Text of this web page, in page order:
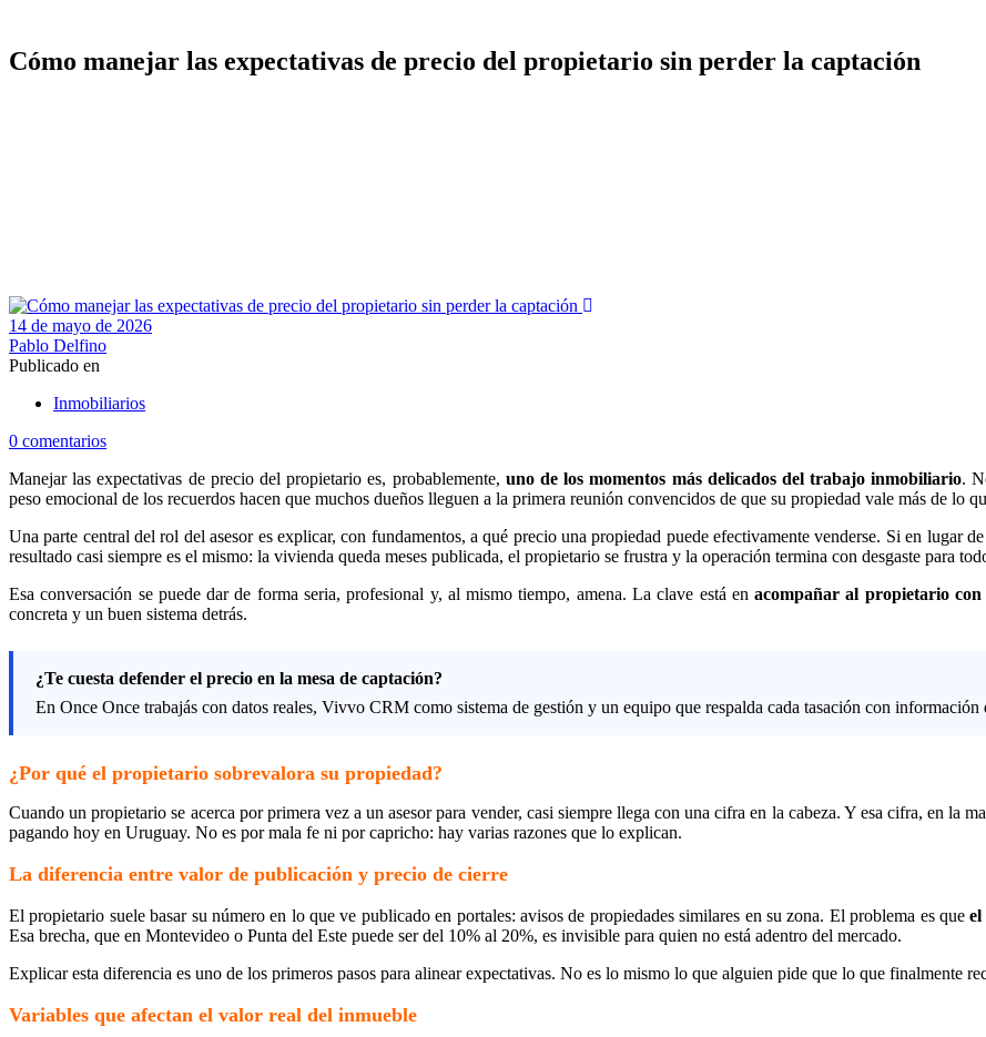
Cómo manejar las expectativas de precio del propietario sin perder la captación
14 de mayo de 2026
Pablo Delfino
Publicado en
Inmobiliarios
0 comentarios
Manejar las expectativas de precio del propietario es, probablemente, uno de los momentos más delicados del trabajo inmobiliario.
peso emocional de los recuerdos hacen que muchos dueños lleguen a la primera reunión convencidos de que su propiedad vale más de lo
Una parte central del rol del asesor es explicar, con fundamentos, a qué precio una propiedad puede efectivamente venderse. Si en lugar
resultado casi siempre es el mismo: la vivienda queda meses publicada, el propietario se frustra y la operación termina con desgaste para
Esa conversación se puede dar de forma seria, profesional y, al mismo tiempo, amena. La clave está enacompañar al propietario con
concreta y un buen sistema detrás.
¿Te cuesta defender el precio en la mesa de captación?
En Once Once trabajás con datos reales, Vivvo CRM como sistema de gestión y un equipo que respalda cada tasación con información
¿Por qué el propietario sobrevalora su propiedad?
Cuando un propietario se acerca por primera vez a un asesor para vender, casi siempre llega con una cifra en la cabeza. Y esa cifra, en la
pagando hoy en Uruguay. No es por mala fe ni por capricho: hay varias razones que lo explican.
La diferencia entre valor de publicación y precio de cierre
El propietario suele basar su número en lo que ve publicado en portales: avisos de propiedades similares en su zona. El problema es queel
Esa brecha, que en Montevideo o Punta del Este puede ser del 10% al 20%, es invisible para quien no está adentro del mercado.
Explicar esta diferencia es uno de los primeros pasos para alinear expectativas. No es lo mismo lo que alguien pide que lo que finalmente
Variables que afectan el valor real del inmueble